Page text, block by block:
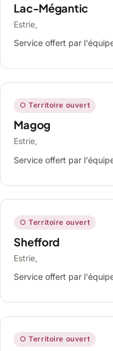
Lac-Mégantic
Estrie,
Service offert par
○ Territoire ouvert
Magog
Estrie,
Service offert par
○ Territoire ouvert
Shefford
Estrie,
Service offert par
○ Territoire ouvert